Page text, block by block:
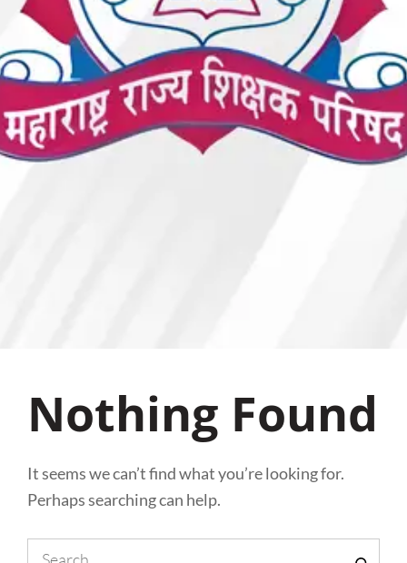
Nothing Found
It seems we can’t find what you’re looking for.
Perhaps searching can help.